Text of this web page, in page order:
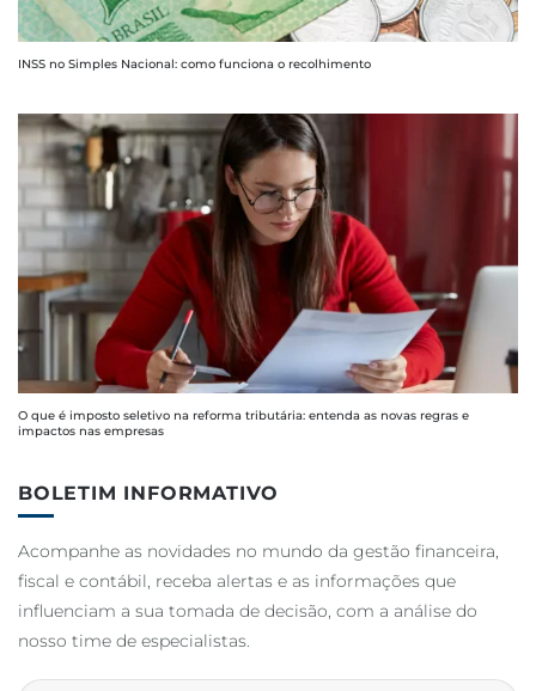
INSS no Simples Nacional: como funciona o recolhimento
O que é imposto seletivo na reforma tributária: entenda as novas regras e
impactos nas empresas
BOLETIM INFORMATIVO
Acompanhe as novidades no mundo da gestão financeira,
fiscal e contábil, receba alertas e as informações que
influenciam a sua tomada de decisão, com a análise do
nosso time de especialistas.